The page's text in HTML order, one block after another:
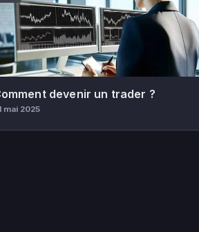
devenir un trader ?
mai 2025